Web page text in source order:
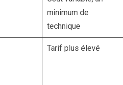
minimum de
technique
Tarif plus élevé